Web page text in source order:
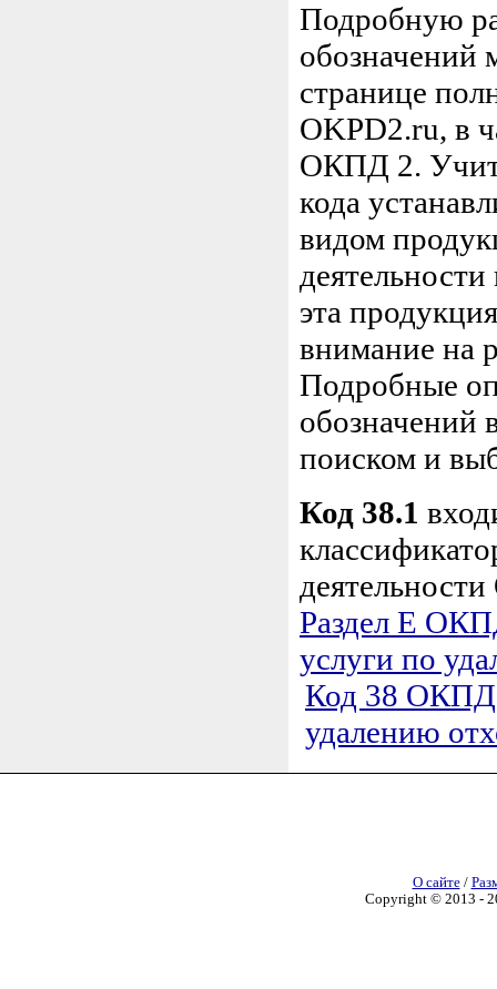
Подробную
обозначений
странице
OKPD2.ru, в
ОКПД 2.
кода
видом
эта
внимание на
Подробные
обозначений
поиском и
Код 38.1
Раздел E
услуги по
Код 38 ОКПД
удалению
О сайте/
Copyright © 2013 -